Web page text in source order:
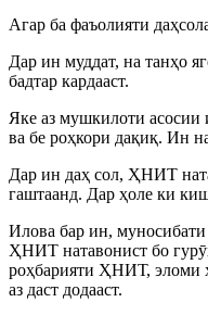
Агар ба фаъолияти
Дар ин муддат, на танҳо
бадтар кардааст.
Яке аз мушкилоти асосии
ва бе роҳкори дақиқ. Ин
Дар ин даҳ сол, ҲНИТ
гаштаанд. Дар ҳоле ки
Илова бар ин,
ҲНИТ натавонист бо
роҳбарияти ҲНИТ, эломи
аз даст додааст.